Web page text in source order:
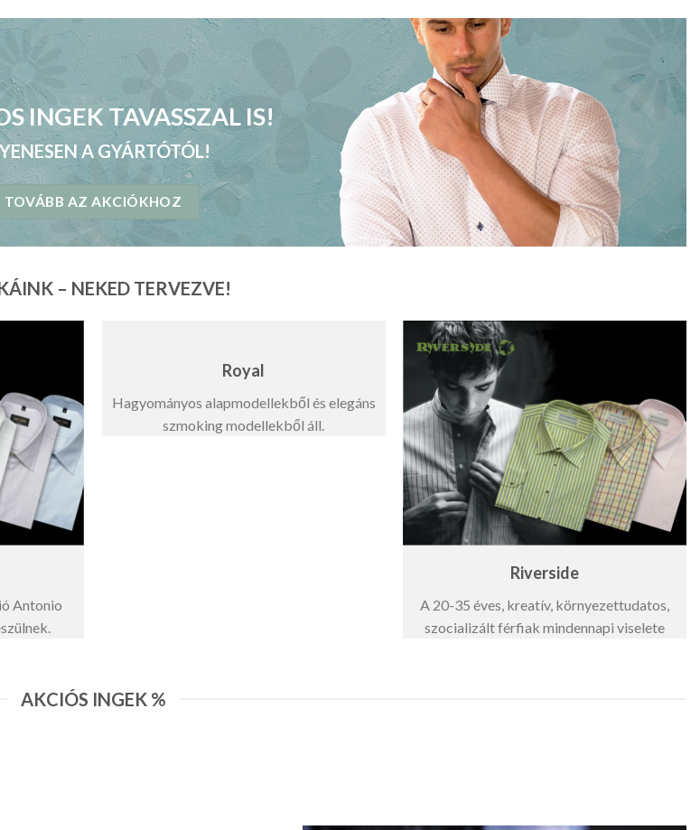
INGEK TAVASSZAL IS!
A GYÁRTÓTÓL!
TOVÁBB AZ AKCIÓKHOZ
– NEKED TERVEZVE!
Antonio
Royal
Hagyományos alapmodellekből és elegáns
szmoking modellekből áll.
Riverside
A 20-35 éves, kreatív, környezettudatos,
szocializált férfiak mindennapi viselete
AKCIÓS INGEK %